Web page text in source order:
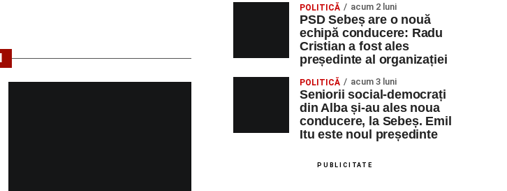
POLITICĂ acum 2 luni
PSD Sebeș are o nouă
echipă conducere: Radu
Cristian a fost ales
președinte al organizației
POLITICĂ acum 3 luni
Seniorii social-democrați
din Alba și-au ales noua
conducere, la Sebeș. Emil
Itu este noul președinte
PUBLICITATE